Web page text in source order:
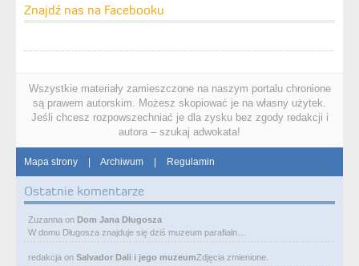
Znajdź nas na Facebooku
Wszystkie materiały zamieszczone na naszym portalu chronione
są prawem autorskim. Możesz skopiować je na własny użytek.
Jeśli chcesz rozpowszechniać je dla zysku bez zgody redakcji i
autora – szukaj adwokata!
Mapa strony | Archiwum | Regulamin
Ostatnie komentarze
Zuzanna on Dom Jana Długosza
W domu Długosza znajduje się dziś muzeum parafialn…
redakcja on Salvador Dali i jego muzeumZdjęcia zmienione.